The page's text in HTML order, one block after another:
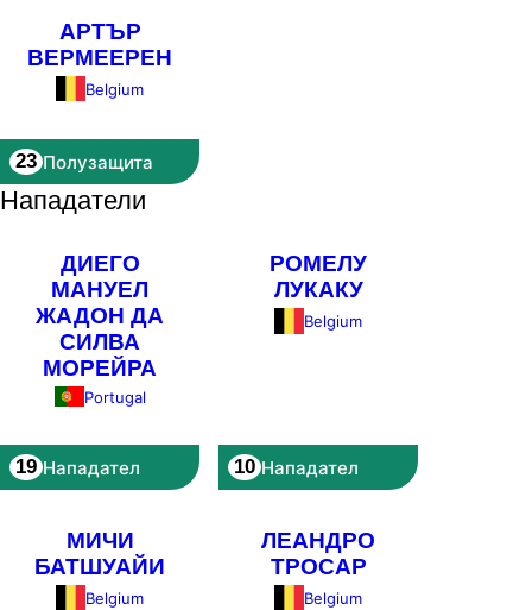
АРТЪР
ВЕРМЕЕРЕН
Belgium
23 Полузащита
Нападатели
ДИЕГО
МАНУЕЛ
ЖАДОН ДА
СИЛВА
МОРЕЙРА
Portugal
19 Нападател
РОМЕЛУ
ЛУКАКУ
Belgium
10 Нападател
МИЧИ
БАТШУАЙИ
Belgium
ЛЕАНДРО
ТРОСАР
Belgium